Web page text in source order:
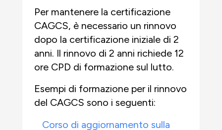
Per mantenere la certificazione
CAGCS, è necessario un rinnovo
dopo la certificazione iniziale di 2
anni. Il rinnovo di 2 anni richiede 12
ore CPD di formazione sul lutto.
Esempi di formazione per il rinnovo
del CAGCS sono i seguenti:
Corso di aggiornamento sulla